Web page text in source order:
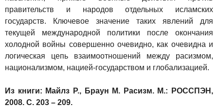
правительств и народов отдельных исламских
государств. Ключевое значение таких явлений для
текущей международной политики после окончания
холодной войны совершенно очевидно, как очевидна и
логическая цепь взаимоотношений между расизмом,
национализмом, нацией-государством и глобализацией.
Из книги: Майлз Р., Браун М. Расизм. М.: РОССПЭН,
2008. С. 203 – 209.